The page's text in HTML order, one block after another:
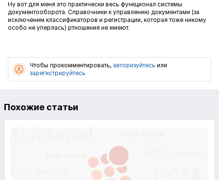
Ну вот для меня это практически весь функционал системы
документооборота. Справочники к управлению документами (за
исключеним классификаторов и регистрации, которая тоже никому
особо не уперлась) ртношения не имеют.
Чтобы прокомментировать, авторизуйтесь или
зарегистрируйтесь
Похожие статьи